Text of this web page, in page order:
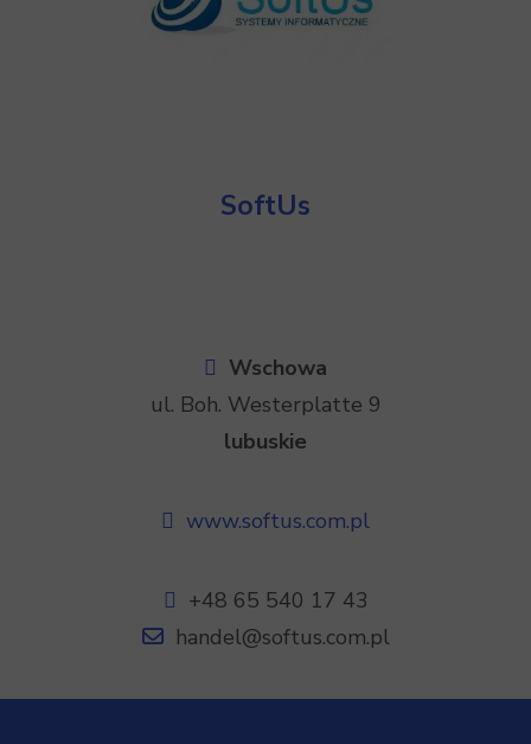
SoftUs
Wschowa
ul. Boh. Westerplatte 9
lubuskie
www.softus.com.pl
+48 65 540 17 43
handel@softus.com.pl